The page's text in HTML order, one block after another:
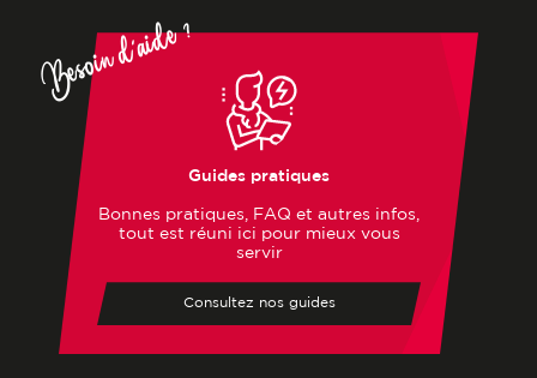
Besoin d'aide ?
Guides pratiques
Bonnes pratiques, FAQ et autres infos,
tout est réuni ici pour mieux vous
servir
Consultez nos guides